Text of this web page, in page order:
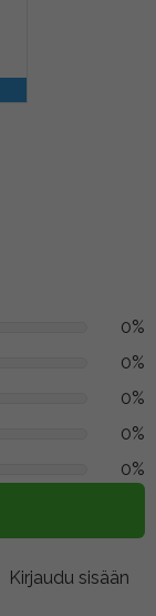
0%
0%
0%
0%
0%
Kirjaudu sisään